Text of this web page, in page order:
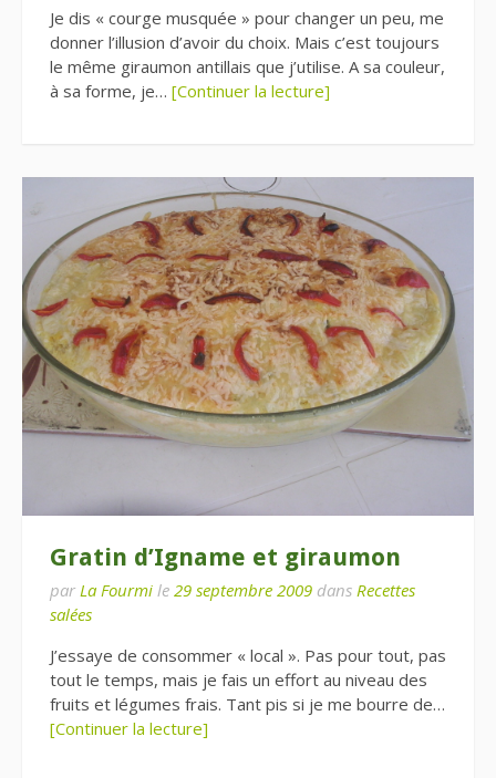
Je dis « courge musquée » pour changer un peu, me
donner l’illusion d’avoir du choix. Mais c’est toujours
le même giraumon antillais que j’utilise. A sa couleur,
à sa forme, je… [Continuer la lecture]
Gratin d’Igname et giraumon
par La Fourmi le 29 septembre 2009 dans Recettes
salées
J’essaye de consommer « local ». Pas pour tout, pas
tout le temps, mais je fais un effort au niveau des
fruits et légumes frais. Tant pis si je me bourre de…
[Continuer la lecture]